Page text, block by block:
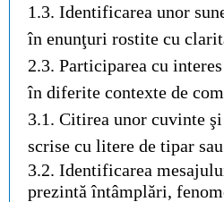
1.3. Identificarea unor
în enunţuri rostite cu
2.3. Participarea cu
în diferite contexte de
3.1. Citirea unor cuvinte
scrise cu litere de tipar
3.2. Identificarea
prezintă întâmplări,